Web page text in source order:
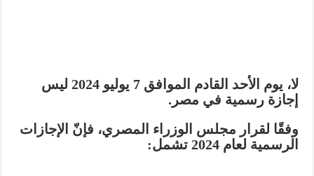
لا،
يوم الأحد القادم الموافق 7 يوليو 2024 ليس
إجازة رسمية في مصر .
وفقًا لقرار مجلس الوزراء المصري، فإنّ الإجازات
الرسمية لعام 2024 تشمل: